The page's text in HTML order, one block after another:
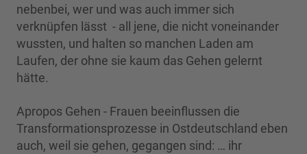
nebenbei, wer und was auch immer sich
verknüpfen lässt - all jene, die nicht voneinander
wussten, und halten so manchen Laden am
Laufen, der ohne sie kaum das Gehen gelernt
hätte.
Apropos Gehen - Frauen beeinflussen die
Transformationsprozesse in Ostdeutschland eben
auch, weil sie gehen, gegangen sind: … ihr